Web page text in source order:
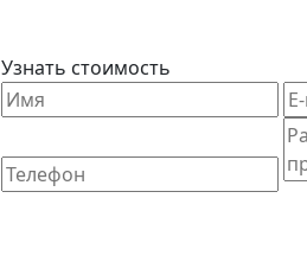
Узнать стоимость